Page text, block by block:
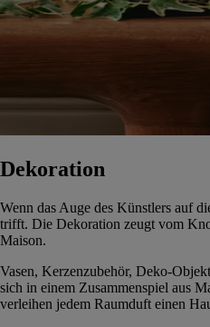
Dekoration
Wenn das Auge des Künstlers auf
trifft. Die Dekoration zeugt vom
Maison.
Vasen, Kerzenzubehör, Deko-
sich in einem Zusammenspiel aus
verleihen jedem Raumduft einen